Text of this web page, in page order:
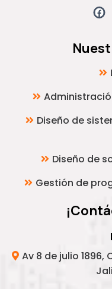
Diseño de
Diseño de
Gestión de
Av 8 de julio